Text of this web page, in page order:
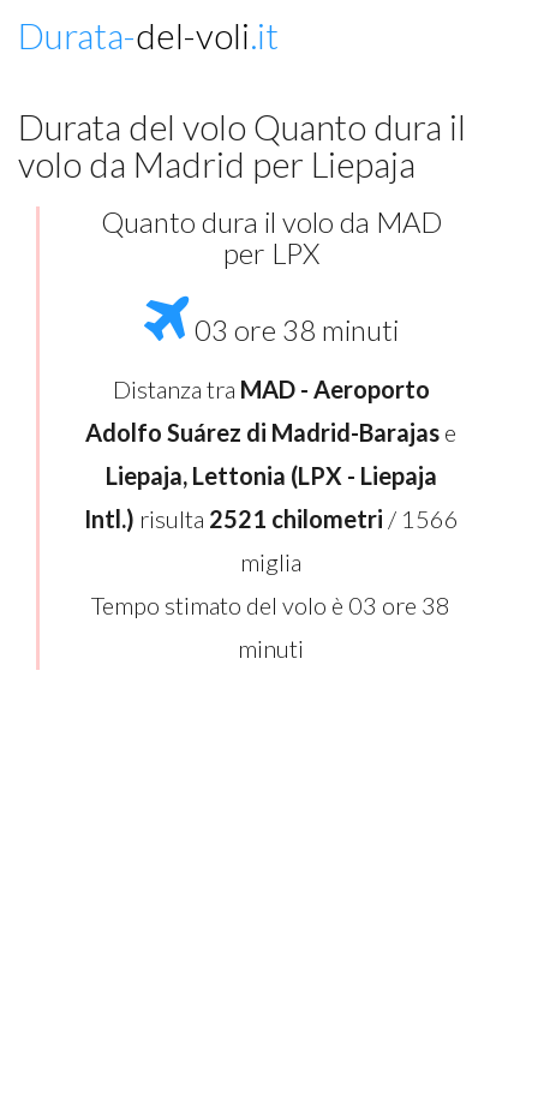
Durata-del-voli.it
Durata del volo Quanto dura il
volo da Madrid per Liepaja
Quanto dura il volo da MAD
per LPX
03 ore 38 minuti
Distanza tra MAD - Aeroporto
Adolfo Suárez di Madrid-Barajas e
Liepaja, Lettonia (LPX - Liepaja
Intl.) risulta 2521 chilometri / 1566
miglia
Tempo stimato del volo è 03 ore 38
minuti